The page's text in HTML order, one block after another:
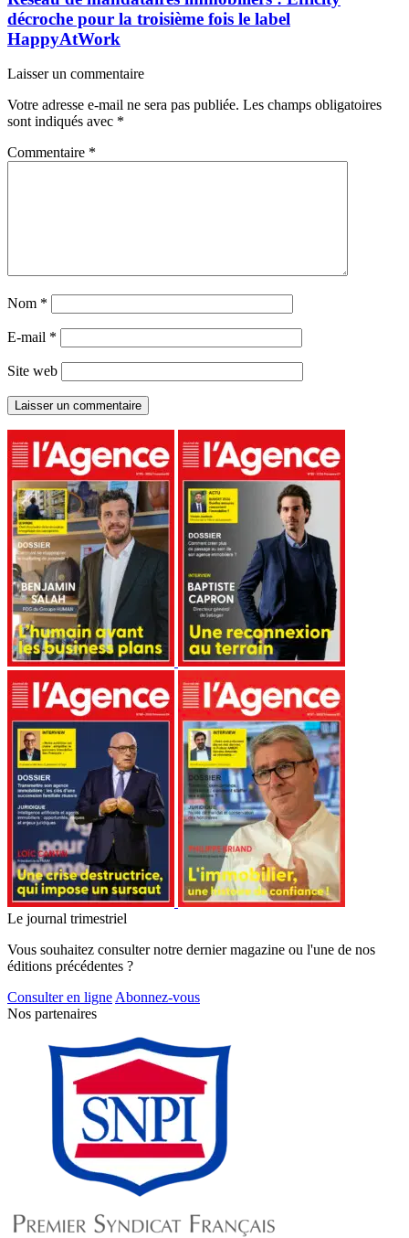
décroche pour la troisième fois le label
HappyAtWork
Laisser un commentaire
Votre adresse e-mail ne sera pas publiée. Les champs obligatoires
sont indiqués avec *
Commentaire *
Nom *
E-mail *
Site web
Le journal trimestriel
Vous souhaitez consulter notre dernier magazine ou l'une de nos
éditions précédentes ?
Consulter en ligneAbonnez-vous
Nos partenaires